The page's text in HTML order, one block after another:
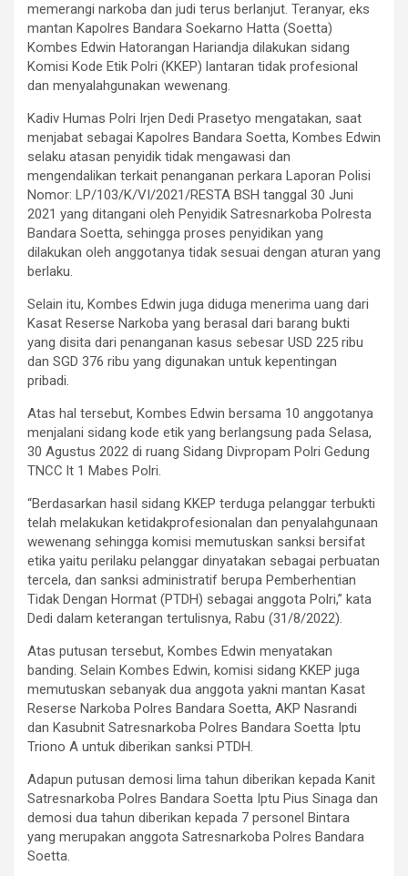
memerangi narkoba dan judi terus berlanjut. Teranyar, eks
mantan Kapolres Bandara Soekarno Hatta (Soetta)
Kombes Edwin Hatorangan Hariandja dilakukan sidang
Komisi Kode Etik Polri (KKEP) lantaran tidak profesional
dan menyalahgunakan wewenang.
Kadiv Humas Polri Irjen Dedi Prasetyo mengatakan, saat
menjabat sebagai Kapolres Bandara Soetta, Kombes Edwin
selaku atasan penyidik tidak mengawasi dan
mengendalikan terkait penanganan perkara Laporan Polisi
Nomor: LP/103/K/VI/2021/RESTA BSH tanggal 30 Juni
2021 yang ditangani oleh Penyidik Satresnarkoba Polresta
Bandara Soetta, sehingga proses penyidikan yang
dilakukan oleh anggotanya tidak sesuai dengan aturan yang
berlaku.
Selain itu, Kombes Edwin juga diduga menerima uang dari
Kasat Reserse Narkoba yang berasal dari barang bukti
yang disita dari penanganan kasus sebesar USD 225 ribu
dan SGD 376 ribu yang digunakan untuk kepentingan
pribadi.
Atas hal tersebut, Kombes Edwin bersama 10 anggotanya
menjalani sidang kode etik yang berlangsung pada Selasa,
30 Agustus 2022 di ruang Sidang Divpropam Polri Gedung
TNCC lt 1 Mabes Polri.
“Berdasarkan hasil sidang KKEP terduga pelanggar terbukti
telah melakukan ketidakprofesionalan dan penyalahgunaan
wewenang sehingga komisi memutuskan sanksi bersifat
etika yaitu perilaku pelanggar dinyatakan sebagai perbuatan
tercela, dan sanksi administratif berupa Pemberhentian
Tidak Dengan Hormat (PTDH) sebagai anggota Polri,” kata
Dedi dalam keterangan tertulisnya, Rabu (31/8/2022).
Atas putusan tersebut, Kombes Edwin menyatakan
banding. Selain Kombes Edwin, komisi sidang KKEP juga
memutuskan sebanyak dua anggota yakni mantan Kasat
Reserse Narkoba Polres Bandara Soetta, AKP Nasrandi
dan Kasubnit Satresnarkoba Polres Bandara Soetta Iptu
Triono A untuk diberikan sanksi PTDH.
Adapun putusan demosi lima tahun diberikan kepada Kanit
Satresnarkoba Polres Bandara Soetta Iptu Pius Sinaga dan
demosi dua tahun diberikan kepada 7 personel Bintara
yang merupakan anggota Satresnarkoba Polres Bandara
Soetta.